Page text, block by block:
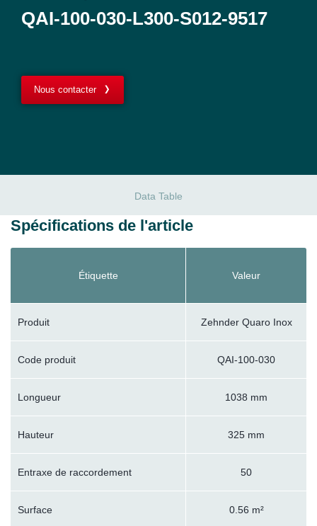
QAI-100-030-L300-S012-9517
Nous contacter
Data Table
Spécifications de l'article
Étiquette Valeur
Produit Zehnder Quaro Inox
Code produit QAI-100-030
Longueur 1038 mm
Hauteur 325 mm
Entraxe de raccordement 50
Surface 0.56 m²